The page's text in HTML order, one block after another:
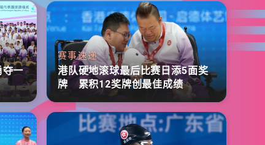
一
赛事速递
港队硬地滚球最后比赛日添5面奖
牌 累积12奖牌创最佳成绩